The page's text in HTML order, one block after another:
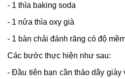
- 1 thìa baking soda
- 1 nửa thìa oxy già
- 1 bàn chải đánh răng có độ
Các bước thực hiện như sau:
- Đầu tiên bạn cần tháo dây giày